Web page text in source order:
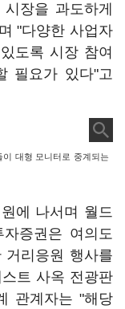
장을 과도하게
"다양한 사업자
도록 시장 참여
필요가 있다"고
대형 모니터로 중계되는
에 나서며 월드
증권은 여의도
거리응원 행사를
트 사옥 전광판
관계자는 "해당